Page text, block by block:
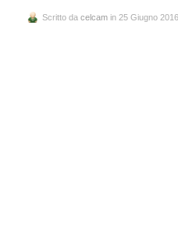
Scritto da celcam in 25 Giugno 2016